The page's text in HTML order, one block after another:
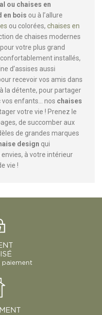
ou chaises en
en bois ou à l’allure
ou colorées, chaises en
de chaises modernes
votre plus grand
installés,
d’assises aussi
recevoir vos amis dans
la détente, pour partager
vos enfants… nos chaises
votre vie ! Prenez le
de succomber aux
de grandes marques
design qui
à votre intérieur
vie !
paiement